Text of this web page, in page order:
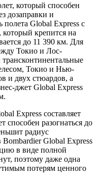
который способен
дозаправки и
Global Express с
крепится на
до 11 390 км. Для
Токио и Лос-
Токио и Нью-
и двух стюардов, а
джет Global Express
Express составляет
способен разогнаться до
радиус
Global Express
в виде полной
поэтому даже одна
потерям ценного